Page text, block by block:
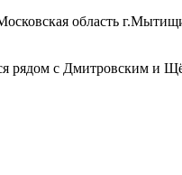
область
рядом с Дмитровским и